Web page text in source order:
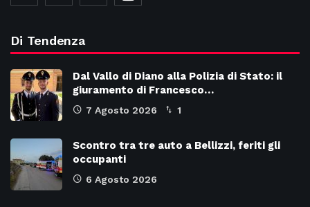
Di Tendenza
Dal Vallo di Diano alla Polizia di Stato: il
giuramento di Francesco…
7 Agosto 2026 1
Scontro tra tre auto a Bellizzi, feriti gli
occupanti
6 Agosto 2026